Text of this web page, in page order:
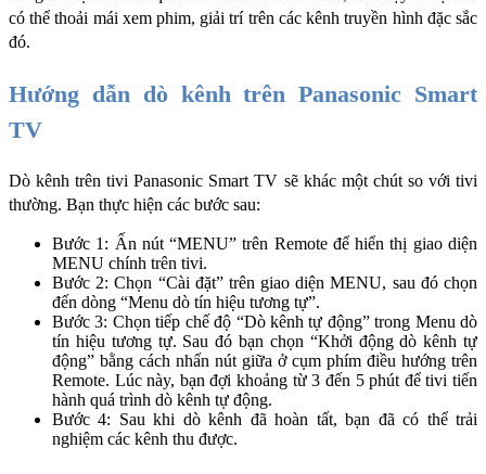
có thể thoải mái xem phim, giải trí trên các kênh truyền hình đặc sắc
đó.
Hướng dẫn dò kênh trên Panasonic Smart
TV
Dò kênh trên tivi Panasonic Smart TV sẽ khác một chút so với tivi
thường. Bạn thực hiện các bước sau:
Bước 1: Ấn nút “MENU” trên Remote để hiển thị giao diện
MENU chính trên tivi.
Bước 2: Chọn “Cài đặt” trên giao diện MENU, sau đó chọn
đến dòng “Menu dò tín hiệu tương tự”.
Bước 3: Chọn tiếp chế độ “Dò kênh tự động” trong Menu dò
tín hiệu tương tự. Sau đó bạn chọn “Khởi động dò kênh tự
động” bằng cách nhấn nút giữa ở cụm phím điều hướng trên
Remote. Lúc này, bạn đợi khoảng từ 3 đến 5 phút để tivi tiến
hành quá trình dò kênh tự động.
Bước 4: Sau khi dò kênh đã hoàn tất, bạn đã có thể trải
nghiệm các kênh thu được.